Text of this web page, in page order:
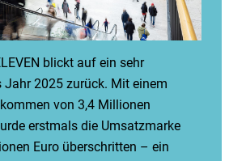
blickt auf ein sehr
Jahr 2025 zurück. Mit einem
von 3,4 Millionen
erstmals die Umsatzmarke
Euro überschritten – ein